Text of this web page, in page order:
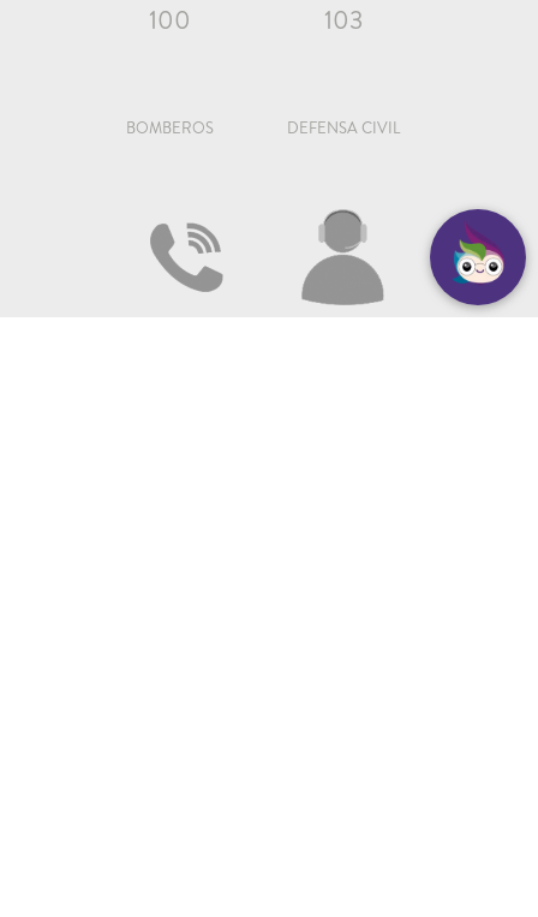
100
BOMBEROS
103
DEFENSA CIVIL